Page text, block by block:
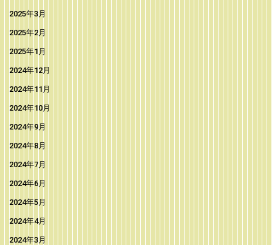
2025年3月
2025年2月
2025年1月
2024年12月
2024年11月
2024年10月
2024年9月
2024年8月
2024年7月
2024年6月
2024年5月
2024年4月
2024年3月